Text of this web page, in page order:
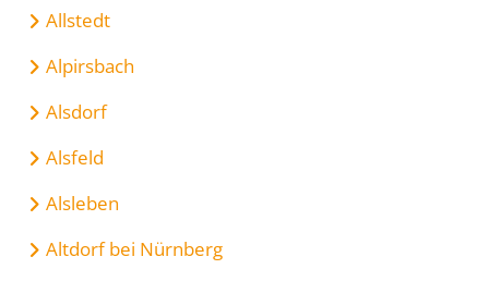
Allstedt
Alpirsbach
Alsdorf
Alsfeld
Alsleben
Altdorf bei Nürnberg